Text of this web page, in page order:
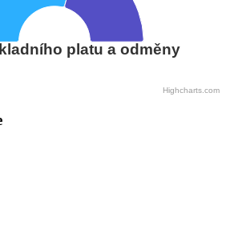
platu a odměny
Highcharts.com